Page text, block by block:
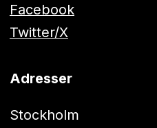
Facebook
Twitter/X
Adresser
Stockholm